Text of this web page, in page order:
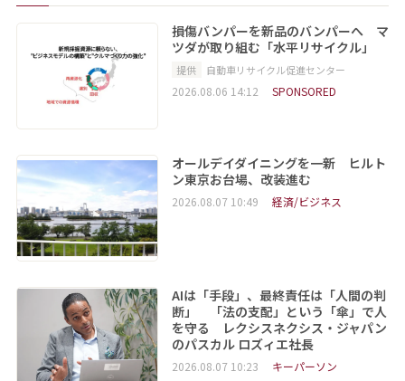
損傷バンパーを新品のバンパーへ マ
ツダが取り組む「水平リサイクル」
提供 自動車リサイクル促進センター
2026.08.06 14:12 SPONSORED
オールデイダイニングを一新 ヒルト
ン東京お台場、改装進む
2026.08.07 10:49 経済/ビジネス
AIは「手段」、最終責任は「人間の判
断」 「法の支配」という「傘」で人
を守る レクシスネクシス・ジャパン
のパスカル ロズィエ社長
2026.08.07 10:23 キーパーソン